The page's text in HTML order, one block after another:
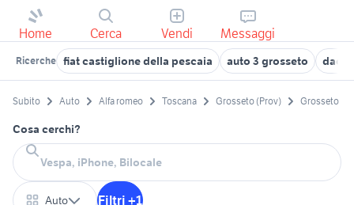
Home Cerca Vendi Messaggi
Ricerche fiat castiglione della pescaia auto 3 grosseto dacia
Subito Auto Alfa romeo Toscana Grosseto (Prov) Grosseto
Cosa cerchi?
Auto Filtri +1